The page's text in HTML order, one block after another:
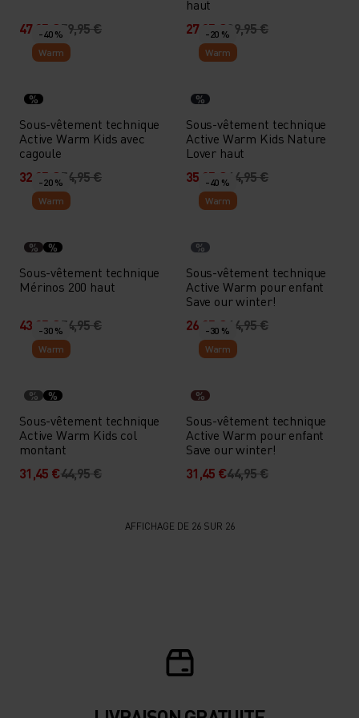
47,95 €59,95 €
haut
27,95 €39,95 €
-40 %
Warm
%
Sous-vêtement technique
Active Warm Kids avec
cagoule
32,95 €54,95 €
-20 %
Warm
%
Sous-vêtement technique
Active Warm Kids Nature
Lover haut
35,95 €44,95 €
-20 %
Warm
% %
Sous-vêtement technique
Mérinos 200 haut
43,95 €54,95 €
-40 %
Warm
%
Sous-vêtement technique
Active Warm pour enfant
Save our winter!
26,95 €44,95 €
-30 %
Warm
% %
Sous-vêtement technique
Active Warm Kids col
montant
31,45 €44,95 €
-30 %
Warm
%
Sous-vêtement technique
Active Warm pour enfant
Save our winter!
31,45 €44,95 €
AFFICHAGE DE 26 SUR 26